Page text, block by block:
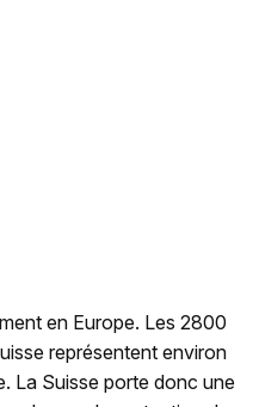
en Europe. Les 2800
représentent environ
La Suisse porte donc une